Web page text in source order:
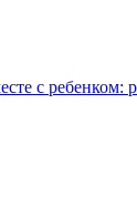
с ребенком: